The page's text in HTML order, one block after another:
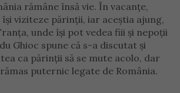
rămâne însă vie. În vacanțe,
viziteze părinții, iar aceștia ajung,
unde își pot vedea fiii și nepoții
Ghioc spune că s-a discutat și
ca părinții să se mute acolo, dar
puternic legate de România.